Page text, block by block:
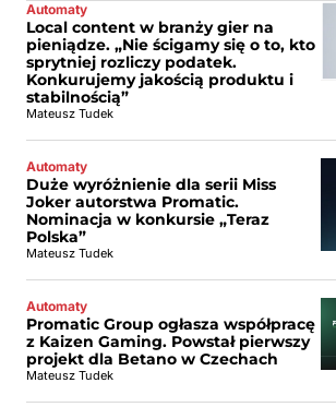
Automaty
Local content w branży gier na
pieniądze. „Nie ścigamy się o to, kto
sprytniej rozliczy podatek.
Konkurujemy jakością produktu i
stabilnością”
Mateusz Tudek
Automaty
Duże wyróżnienie dla serii Miss
Joker autorstwa Promatic.
Nominacja w konkursie „Teraz
Polska”
Mateusz Tudek
Automaty
Promatic Group ogłasza współpracę
z Kaizen Gaming. Powstał pierwszy
projekt dla Betano w Czechach
Mateusz Tudek